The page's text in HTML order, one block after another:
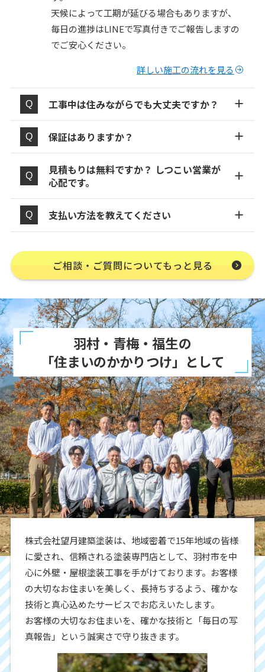
天候によって工期が延びる場合もありますが、
毎日の進捗はLINEで写真付きでご報告しますの
でご安心ください。
詳しい施工の流れを見る
工事中は住みながらでも大丈夫ですか？
保証はありますか？
見積もりは無料ですか？ しつこい営業が
心配です。
支払い方法を教えてください
ご相談・ご質問についてもっと見る
羽村・青梅・福生の
「住まいのかかりつけ」として
株式会社望月建築塗装は、地域密着で15年地域の皆様
に愛され、信頼される塗装専門店として、羽村市を中
心に外壁・屋根塗装工事を手がけております。お客様
の大切なお住まいを美しく、長持ちするよう、確かな
技術と真心込めたサービスでお応えいたします。
お客様の大切なお住まいを、確かな技術と「毎日の写
真報告」という誠実さで守り抜きます。